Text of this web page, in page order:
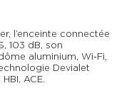
l’enceinte connectée
103 dB, son
aluminium, Wi-Fi,
Devialet
ACE.